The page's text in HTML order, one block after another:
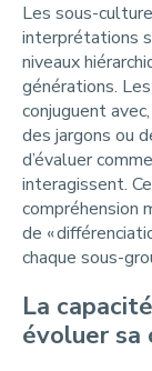
Les sous-
interprétations
niveaux
générations.
conjuguent
des jargons ou
d’évaluer
interagissent.
compréhension
de «
chaque sous-
La
évoluer sa